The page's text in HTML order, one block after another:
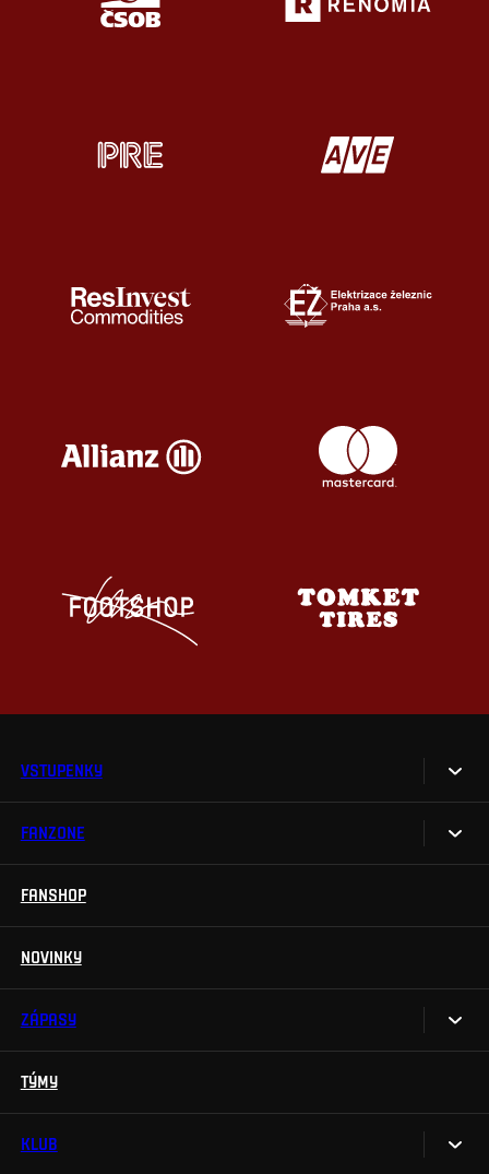
VSTUPENKY
Vstupenky
Handicapovaní fanoušci
FANZONE
Sparta UNLIMITED.
Televizní aplikace
Na Spartu do Betano Zone
FANSHOP
NOVINKY
ZÁPASY
TÝMY
KLUB